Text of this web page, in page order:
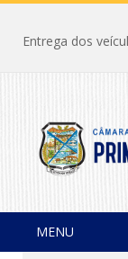
MENU